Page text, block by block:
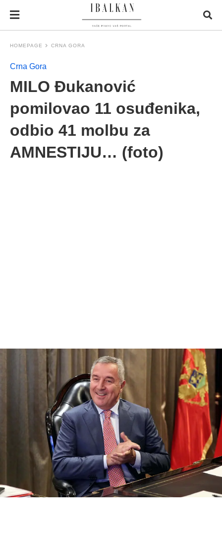
HOMEPAGE CRNA GORA
Crna Gora
MILO Đukanović
pomilovao 11 osuđenika,
odbio 41 molbu za
AMNESTIJU… (foto)